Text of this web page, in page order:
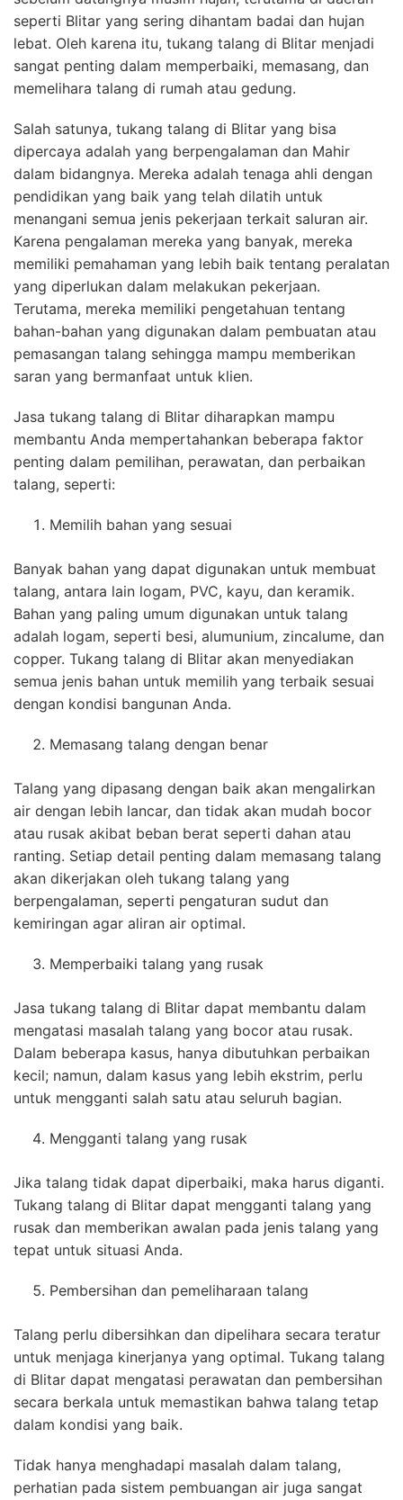
seperti Blitar yang sering dihantam badai dan hujan
lebat. Oleh karena itu, tukang talang di Blitar menjadi
sangat penting dalam memperbaiki, memasang, dan
memelihara talang di rumah atau gedung.
Salah satunya, tukang talang di Blitar yang bisa
dipercaya adalah yang berpengalaman dan Mahir
dalam bidangnya. Mereka adalah tenaga ahli dengan
pendidikan yang baik yang telah dilatih untuk
menangani semua jenis pekerjaan terkait saluran air.
Karena pengalaman mereka yang banyak, mereka
memiliki pemahaman yang lebih baik tentang peralatan
yang diperlukan dalam melakukan pekerjaan.
Terutama, mereka memiliki pengetahuan tentang
bahan-bahan yang digunakan dalam pembuatan atau
pemasangan talang sehingga mampu memberikan
saran yang bermanfaat untuk klien.
Jasa tukang talang di Blitar diharapkan mampu
membantu Anda mempertahankan beberapa faktor
penting dalam pemilihan, perawatan, dan perbaikan
talang, seperti:
Memilih bahan yang sesuai
Banyak bahan yang dapat digunakan untuk membuat
talang, antara lain logam, PVC, kayu, dan keramik.
Bahan yang paling umum digunakan untuk talang
adalah logam, seperti besi, alumunium, zincalume, dan
copper. Tukang talang di Blitar akan menyediakan
semua jenis bahan untuk memilih yang terbaik sesuai
dengan kondisi bangunan Anda.
Memasang talang dengan benar
Talang yang dipasang dengan baik akan mengalirkan
air dengan lebih lancar, dan tidak akan mudah bocor
atau rusak akibat beban berat seperti dahan atau
ranting. Setiap detail penting dalam memasang talang
akan dikerjakan oleh tukang talang yang
berpengalaman, seperti pengaturan sudut dan
kemiringan agar aliran air optimal.
Memperbaiki talang yang rusak
Jasa tukang talang di Blitar dapat membantu dalam
mengatasi masalah talang yang bocor atau rusak.
Dalam beberapa kasus, hanya dibutuhkan perbaikan
kecil; namun, dalam kasus yang lebih ekstrim, perlu
untuk mengganti salah satu atau seluruh bagian.
Mengganti talang yang rusak
Jika talang tidak dapat diperbaiki, maka harus diganti.
Tukang talang di Blitar dapat mengganti talang yang
rusak dan memberikan awalan pada jenis talang yang
tepat untuk situasi Anda.
Pembersihan dan pemeliharaan talang
Talang perlu dibersihkan dan dipelihara secara teratur
untuk menjaga kinerjanya yang optimal. Tukang talang
di Blitar dapat mengatasi perawatan dan pembersihan
secara berkala untuk memastikan bahwa talang tetap
dalam kondisi yang baik.
Tidak hanya menghadapi masalah dalam talang,
perhatian pada sistem pembuangan air juga sangat